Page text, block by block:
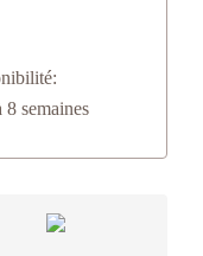
8 semaines